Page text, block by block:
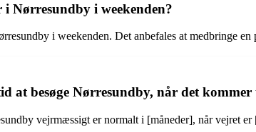
Nørresundby i weekenden?
i weekenden. Det anbefales at medbringe
at besøge Nørresundby, når det
vejrmæssigt er normalt i [måneder], når vejret